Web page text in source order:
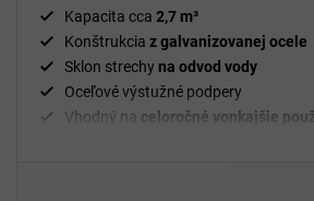
Kapacita cca 2,7 m³
Konštrukcia z galvanizovanej ocele
Sklon strechyna odvod vody
Oceľové výstužné podpery
Vhodný na celoročné vonkajšie